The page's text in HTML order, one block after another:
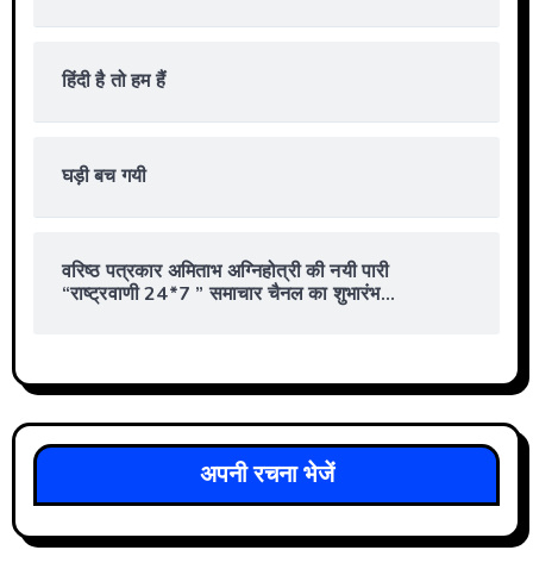
हिंदी है तो हम हैं
घड़ी बच गयी
वरिष्ठ पत्रकार अमिताभ अग्निहोत्री की नयी पारी
“राष्ट्रवाणी 24*7 ” समाचार चैनल का शुभारंभ…
अपनी रचना भेजें